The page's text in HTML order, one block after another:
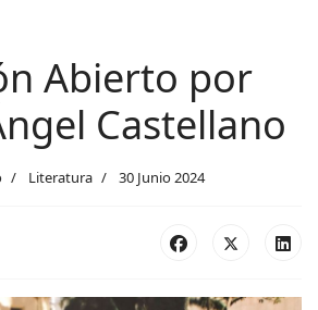
Abierto por
Castellano
Literatura 30 Junio 2024